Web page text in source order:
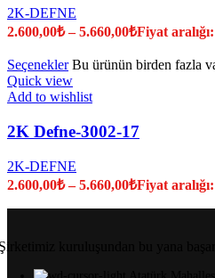
2K-DEFNE
2.600,00₺ –5.660,00₺Fiyat
Seçenekler Bu ürünün birden fazla
Quick view
Add to wishlist
2K Defne-3002-17
2K-DEFNE
2.600,00₺ –5.660,00₺Fiyat
kuruluşundan bu yana